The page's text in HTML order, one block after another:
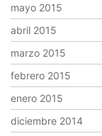
mayo 2015
abril 2015
marzo 2015
febrero 2015
enero 2015
diciembre 2014